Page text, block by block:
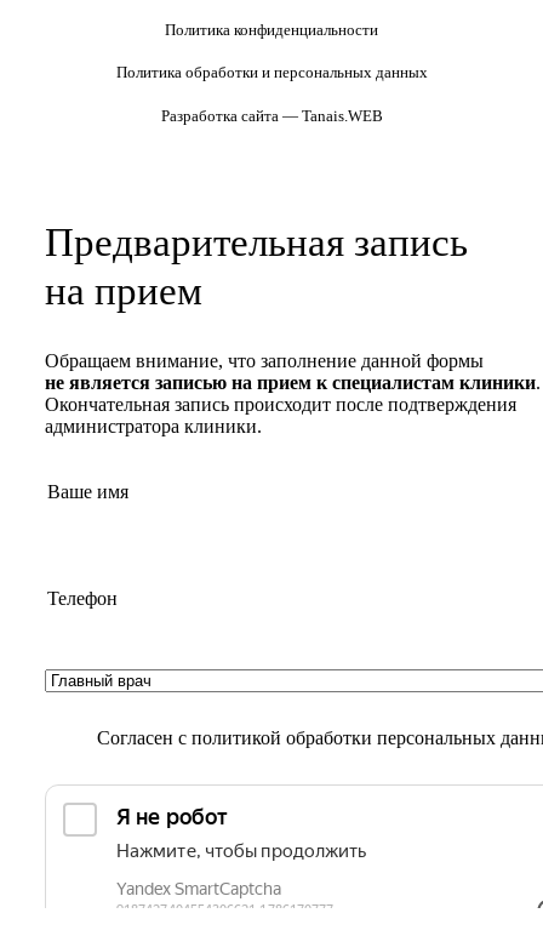
Политика конфиденциальности
Политика обработки и персональных данных
Разработка сайта — Tanais.WEB
Предварительная запись
на прием
Обращаем внимание, что заполнение данной формы
не является записью на прием к специалистам клиники.
Окончательная запись происходит после подтверждения
администратора клиники.
Согласен с политикой обработки персональных